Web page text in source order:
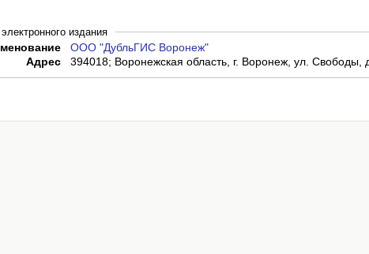
издания
ООО "ДубльГИС Воронеж"
Адрес
394018; Воронежская область, г. Воронеж, ул. Свободы,